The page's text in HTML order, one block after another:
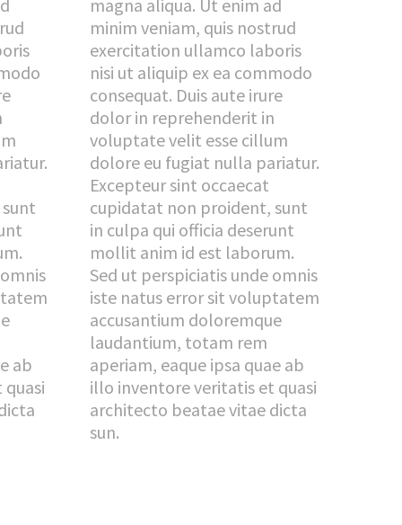
ab
magna aliqua. Ut enim ad
minim veniam, quis nostrud
exercitation ullamco laboris
nisi ut aliquip ex ea commodo
consequat. Duis aute irure
dolor in reprehenderit in
voluptate velit esse cillum
dolore eu fugiat nulla pariatur.
Excepteur sint occaecat
cupidatat non proident, sunt
in culpa qui officia deserunt
mollit anim id est laborum.
Sed ut perspiciatis unde omnis
iste natus error sit voluptatem
accusantium doloremque
laudantium, totam rem
aperiam, eaque ipsa quae ab
illo inventore veritatis et quasi
architecto beatae vitae dicta
sun.